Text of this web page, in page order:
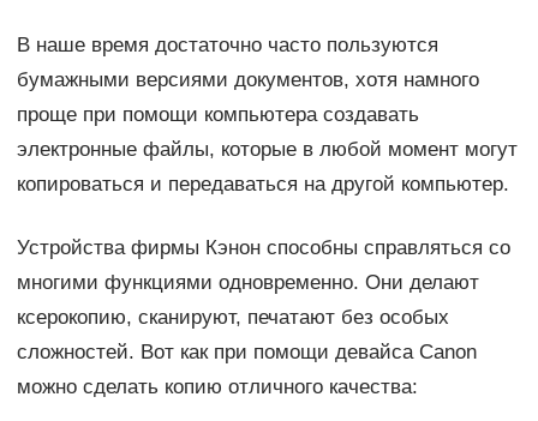
В наше время достаточно часто пользуются
бумажными версиями документов, хотя намного
проще при помощи компьютера создавать
электронные файлы, которые в любой момент могут
копироваться и передаваться на другой компьютер.
Устройства фирмы Кэнон способны справляться со
многими функциями одновременно. Они делают
ксерокопию, сканируют, печатают без особых
сложностей. Вот как при помощи девайса Canon
можно сделать копию отличного качества: